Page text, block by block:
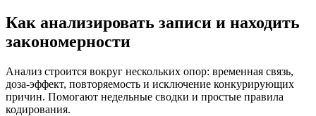
Как анализировать записи и находить
закономерности
Анализ строится вокруг нескольких опор: временная связь,
доза-эффект, повторяемость и исключение конкурирующих
причин. Помогают недельные сводки и простые правила
кодирования.